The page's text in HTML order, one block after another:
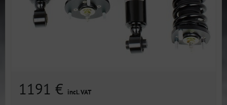
1191 € incl. VAT